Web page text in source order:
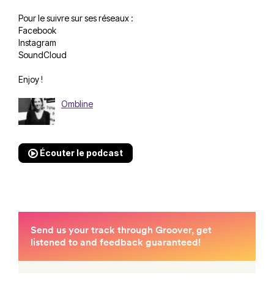
Pour le suivre sur ses réseaux :
Facebook
Instagram
SoundCloud
Enjoy !
Ombline
Écouter le podcast